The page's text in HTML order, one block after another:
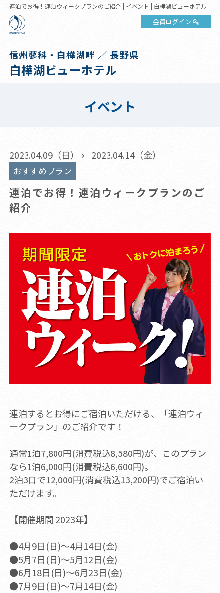
連泊でお得！連泊ウィークプランのご紹介 | イベント | 白樺湖ビューホテル
会員ログイン
信州蓼科・白樺湖畔 ／ 長野県
白樺湖ビューホテル
イベント
2023.04.09（日） 2023.04.14（金）
おすすめプラン
連泊でお得！連泊ウィークプランのご
紹介
連泊するとお得にご宿泊いただける、「連泊ウィ
ークプラン」のご紹介です！
通常1泊7,800円(消費税込8,580円)が、このプラン
なら1泊6,000円(消費税込6,600円)。
2泊3日で12,000円(消費税込13,200円)でご宿泊い
ただけます。
【開催期間 2023年】
●4月9日(日)～4月14日(金)
●5月7日(日)～5月12日(金)
●6月18日(日)～6月23日(金)
●7月9日(日)～7月14日(金)